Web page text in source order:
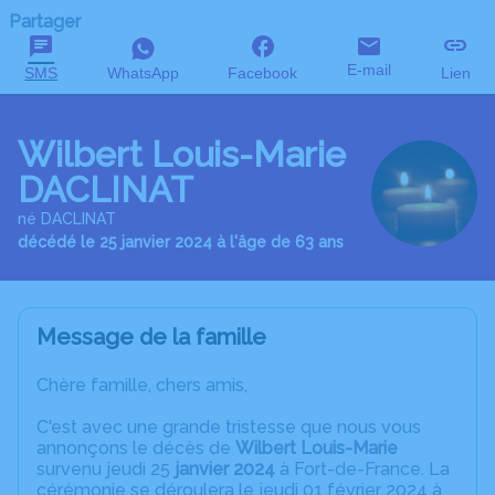
Partager
SMS WhatsApp Facebook E-mail Lien
Wilbert Louis-Marie
DACLINAT
né DACLINAT
décédé le 25 janvier 2024 à l'âge de 63 ans
Message de la famille
Chère famille, chers amis,
C'est avec une grande tristesse que nous vous
annonçons le décès de Wilbert Louis-Marie
survenu jeudi 25 janvier 2024 à Fort-de-France. La
cérémonie se déroulera le jeudi 01 février 2024 à